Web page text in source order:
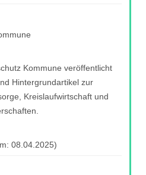
Kommune veröffentlicht
Hintergrundartikel zur
Kreislaufwirtschaft und
08.04.2025)